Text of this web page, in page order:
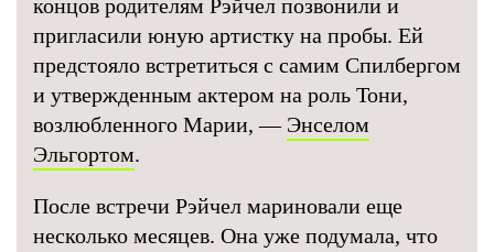
концов родителям Рэйчел позвонили и
пригласили юную артистку на пробы. Ей
предстояло встретиться с самим Спилбергом
и утвержденным актером на роль Тони,
возлюбленного Марии, — Энселом
Эльгортом.
После встречи Рэйчел мариновали еще
несколько месяцев. Она уже подумала, что